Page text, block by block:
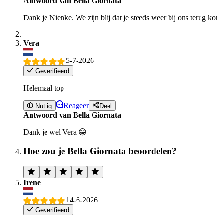
Dank je Nienke. We zijn blij dat je steeds weer bij ons terug
Vera
5-7-2026
Geverifieerd
Helemaal top
Nuttig Reageer Deel
Antwoord van Bella Giornata
Dank je wel Vera 😁
Hoe zou je Bella Giornata beoordelen?
Irene
14-6-2026
Geverifieerd